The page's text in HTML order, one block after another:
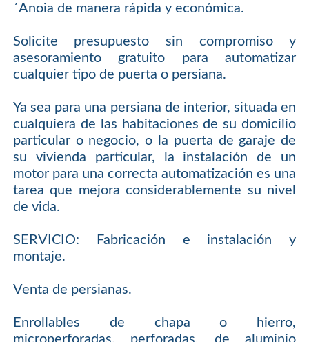
´Anoia de manera rápida y económica.
Solicite presupuesto sin compromiso y
asesoramiento gratuito para automatizar
cualquier tipo de puerta o persiana.
Ya sea para una persiana de interior, situada en
cualquiera de las habitaciones de su domicilio
particular o negocio, o la puerta de garaje de
su vivienda particular, la instalación de un
motor para una correcta automatización es una
tarea que mejora considerablemente su nivel
de vida.
SERVICIO: Fabricación e instalación y
montaje.
Venta de persianas.
Enrollables de chapa o hierro,
microperforadas, perforadas, de aluminio